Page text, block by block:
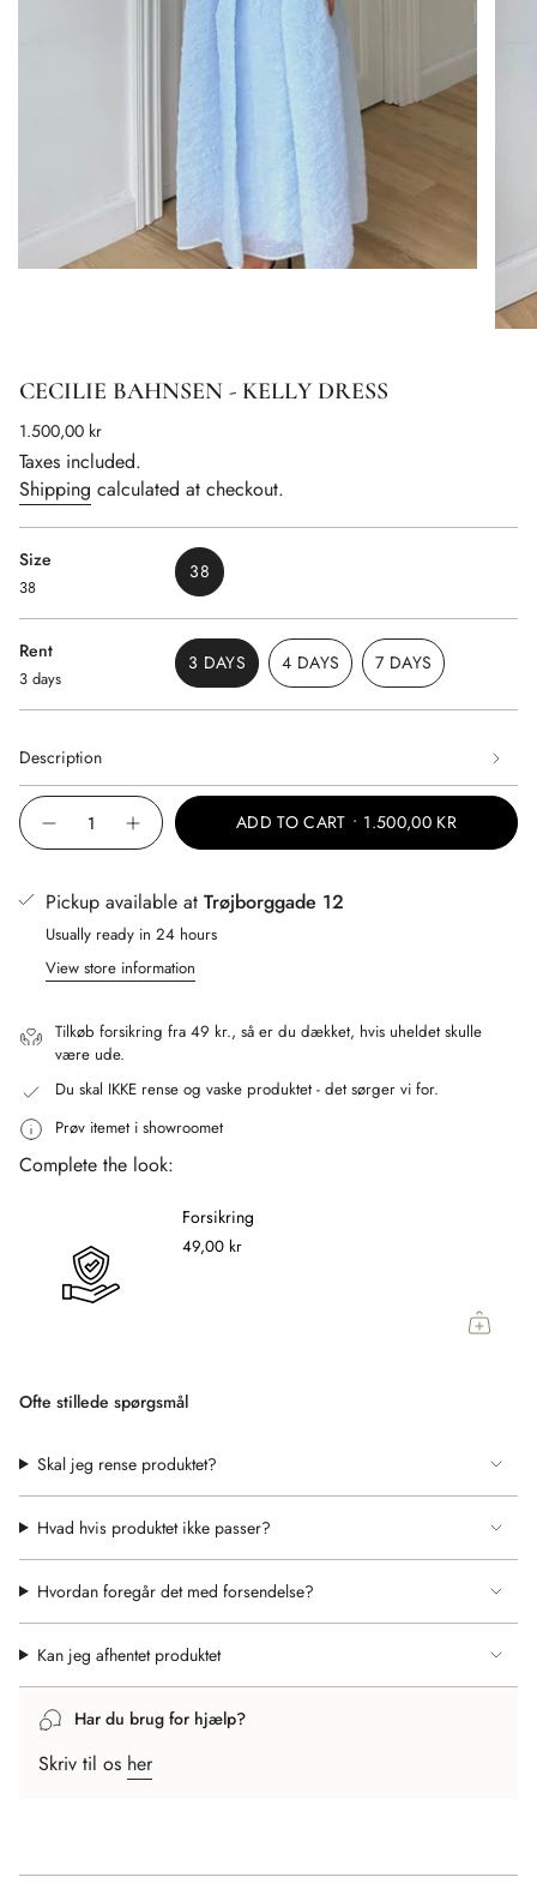
CECILIE BAHNSEN - KELLY DRESS
Regular
price
1.500,00 kr
Taxes included.
Shipping calculated at checkout.
Size
38
38
VARIANT
SOLD
OUT
OR
UNAVAILABLE
Rent
3 days
3 DAYS
VARIANT
SOLD
4 DAYS
VARIANT
SOLD
7 DAYS
VARIANT
SOLD
Description
{"in_cart_html"=>"
<span
cart\">
quantity
in
cart",
"decrease"=>"Decrease
quantity
for
{{
"multiples_of"=>"Increments
"minimum_of"=>"Minimum
of
quantity
}}",
"maximum_of"=>"Maximum
of
{{
Decrease
quantity
Bahnsen
kelly
dress
Increase
button
Cecilie
Bahnsen
-
kelly
dress"
ADD TO CART 1.500,00 KR
Pickup available at Trøjborggade 12
Usually ready in 24 hours
View store information
Tilkøb forsikring fra 49 kr., så er du dækket, hvis uheldet skulle
være ude.
Du skal IKKE rense og vaske produktet - det sørger vi for.
Prøv itemet i showroomet
Complete the look:
Forsikring
49,00 kr
Ofte stillede spørgsmål
Skal jeg rense produktet?
Hvad hvis produktet ikke passer?
Hvordan foregår det med forsendelse?
Kan jeg afhentet produktet
Har du brug for hjælp?
Skriv til os her